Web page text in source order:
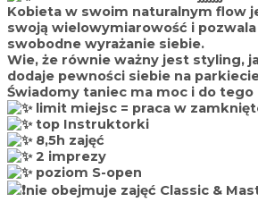
Kobieta w swoim naturalnym flow
swoją wielowymiarowość i
swobodne wyrażanie siebie.
Wie, że równie ważny jest styling,
dodaje pewności siebie na
Świadomy taniec ma moc i do tego
limit miejsc = praca w
top Instruktorki
8,5h zajęć
2 imprezy
poziom S-open
nie obejmuje zajęć Classic &